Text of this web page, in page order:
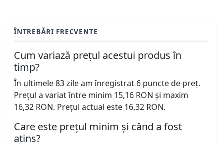
ÎNTREBĂRI FRECVENTE
Cum variază prețul acestui produs în
timp?
În ultimele 83 zile am înregistrat 6 puncte de preț.
Prețul a variat între minim 15,16 RON și maxim
16,32 RON. Prețul actual este 16,32 RON.
Care este prețul minim și când a fost
atins?